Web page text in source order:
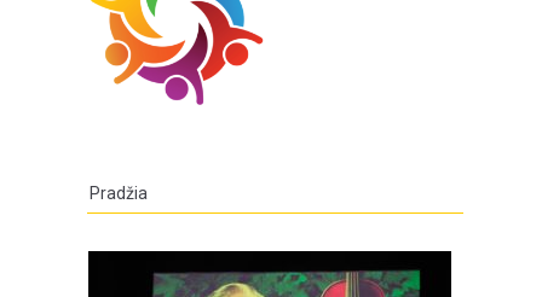
Pradžia